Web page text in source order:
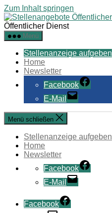
Zum Inhalt springen
Öffentlicher Dienst
Menü
Stellenanzeige aufgeben
Home
Newsletter
Facebook
E-Mail
Menü schließen
Stellenanzeige aufgeben
Home
Newsletter
Facebook
E-Mail
Facebook